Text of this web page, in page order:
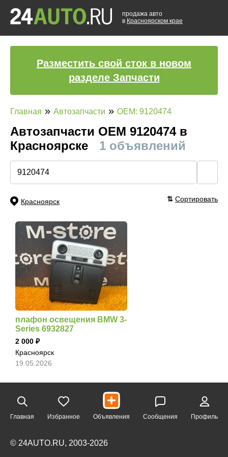
продажа авто
в Красноярском крае
Разместить свой сток в новом
разделе Запчасти
Главная » Автозапчасти » OEM: 9120474
Автозапчасти ОЕМ 9120474 в
Красноярске
1 объявлений
Красноярск ⇅ Сортировать
плафон освещения BMW 3-
Series 6932827
2 000
Красноярск
19.05.2026
Главная Избранное Объявления Сообщения Профиль
© 24AUTO.RU, 2003-2026